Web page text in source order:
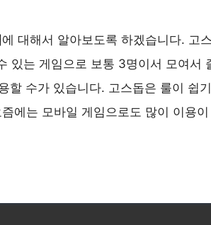
에 대해서 알아보도록 하겠습니다. 고
있는 게임으로 보통 3명이서 모여서
할 수가 있습니다. 고스돕은 룰이 쉽
에는 모바일 게임으로도 많이 이용